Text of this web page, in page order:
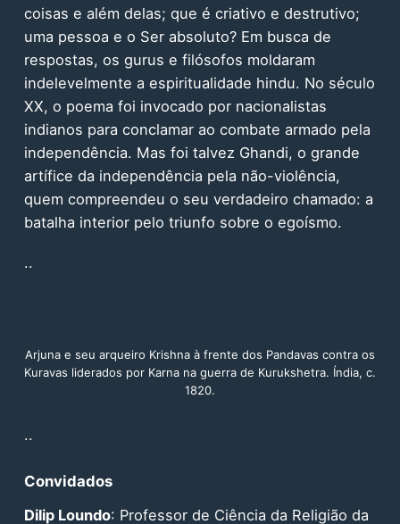
coisas e além delas; que é criativo e destrutivo;
uma pessoa e o Ser absoluto? Em busca de
respostas, os gurus e filósofos moldaram
indelevelmente a espiritualidade hindu. No século
XX, o poema foi invocado por nacionalistas
indianos para conclamar ao combate armado pela
independência. Mas foi talvez Ghandi, o grande
artífice da independência pela não-violência,
quem compreendeu o seu verdadeiro chamado: a
batalha interior pelo triunfo sobre o egoísmo.
..
Arjuna e seu arqueiro Krishna à frente dos Pandavas contra os
Kuravas liderados por Karna na guerra de Kurukshetra. Índia, c.
1820.
..
Convidados
Dilip Loundo: Professor de Ciência da Religião da